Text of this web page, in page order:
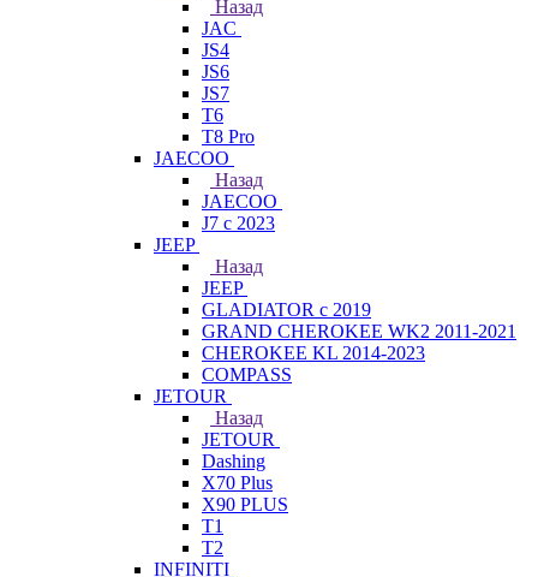
Назад
JAC
JS4
JS6
JS7
T6
T8 Pro
JAECOO
Назад
JAECOO
J7 с 2023
JEEP
Назад
JEEP
GLADIATOR с 2019
GRAND CHEROKEE WK2 2011-2021
CHEROKEE KL 2014-2023
COMPASS
JETOUR
Назад
JETOUR
Dashing
X70 Plus
X90 PLUS
T1
T2
INFINITI